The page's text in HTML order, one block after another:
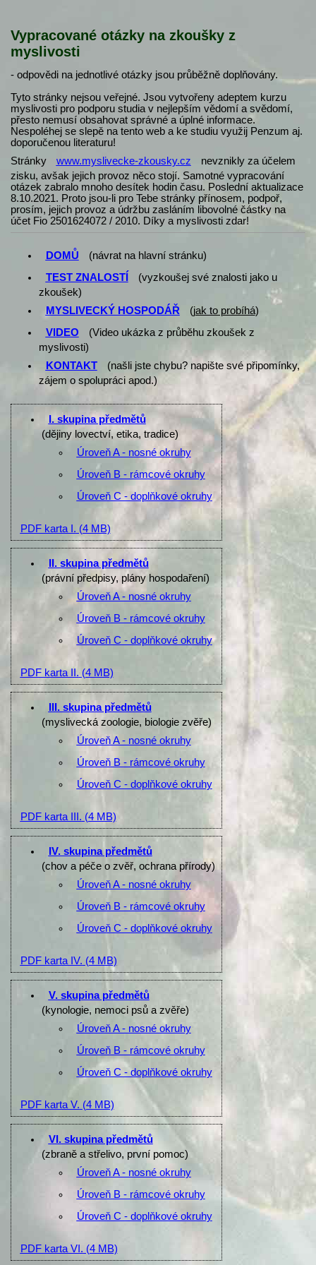
Vypracované otázky na zkoušky z
myslivosti
- odpovědi na jednotlivé otázky jsou průběžně doplňovány.
Tyto stránky nejsou veřejné. Jsou vytvořeny adeptem kurzu
myslivosti pro podporu studia v nejlepším vědomí a svědomí,
přesto nemusí obsahovat správné a úplné informace.
Nespoléhej se slepě na tento web a ke studiu využij Penzum aj.
doporučenou literaturu!
Stránky
www.myslivecke-zkousky.cz
nevznikly za účelem
zisku, avšak jejich provoz něco stojí. Samotné vypracování
otázek zabralo mnoho desítek hodin času. Poslední aktualizace
8.10.2021. Proto jsou-li pro Tebe stránky přínosem, podpoř,
prosím, jejich provoz a údržbu zasláním libovolné částky na
účet Fio 2501624072 / 2010. Díky a myslivosti zdar!
DOMŮ
(návrat na hlavní stránku)
TEST ZNALOSTÍ
(vyzkoušej své znalosti jako u
zkoušek)
MYSLIVECKÝ HOSPODÁŘ
(jak to probíhá)
VIDEO
(Video ukázka z průběhu zkoušek z
myslivosti)
KONTAKT
(našli jste chybu? napište své připomínky,
zájem o spolupráci apod.)
I. skupina předmětů
(dějiny lovectví, etika, tradice)
Úroveň A - nosné okruhy
Úroveň B - rámcové okruhy
Úroveň C - doplňkové okruhy
PDF karta I. (4 MB)
II. skupina předmětů
(právní předpisy, plány hospodaření)
Úroveň A - nosné okruhy
Úroveň B - rámcové okruhy
Úroveň C - doplňkové okruhy
PDF karta II. (4 MB)
III. skupina předmětů
(myslivecká zoologie, biologie zvěře)
Úroveň A - nosné okruhy
Úroveň B - rámcové okruhy
Úroveň C - doplňkové okruhy
PDF karta III. (4 MB)
IV. skupina předmětů
(chov a péče o zvěř, ochrana přírody)
Úroveň A - nosné okruhy
Úroveň B - rámcové okruhy
Úroveň C - doplňkové okruhy
PDF karta IV. (4 MB)
V. skupina předmětů
(kynologie, nemoci psů a zvěře)
Úroveň A - nosné okruhy
Úroveň B - rámcové okruhy
Úroveň C - doplňkové okruhy
PDF karta V. (4 MB)
VI. skupina předmětů
(zbraně a střelivo, první pomoc)
Úroveň A - nosné okruhy
Úroveň B - rámcové okruhy
Úroveň C - doplňkové okruhy
PDF karta VI. (4 MB)